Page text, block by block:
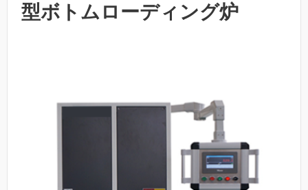
型ボトムローディング炉